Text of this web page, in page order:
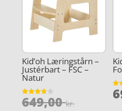
Kid’oh Læringstårn –
Justérbart – FSC –
Natur
Vurderet
3.8
649,00kr.Den
4.5